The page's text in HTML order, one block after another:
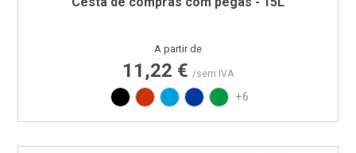
Preço
A partir de
11,22 € /sem IVA
Preto Vermelho RAL3020
Azul PAN 299C
Azul PAN 293C
Verde PAN 347C
+6